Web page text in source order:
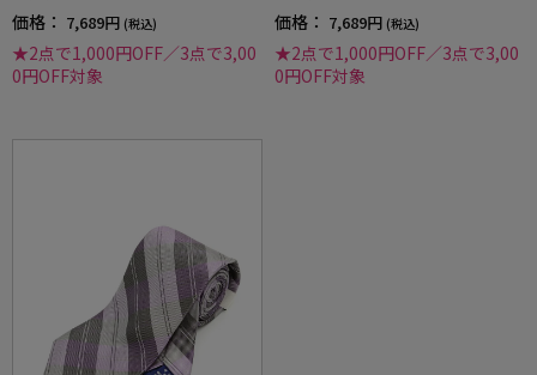
価格： 7,689円 (税込)
★2点で1,000円OFF／3点で3,00
0円OFF対象
価格： 7,689円 (税込)
★2点で1,000円OFF／3点で3,00
0円OFF対象